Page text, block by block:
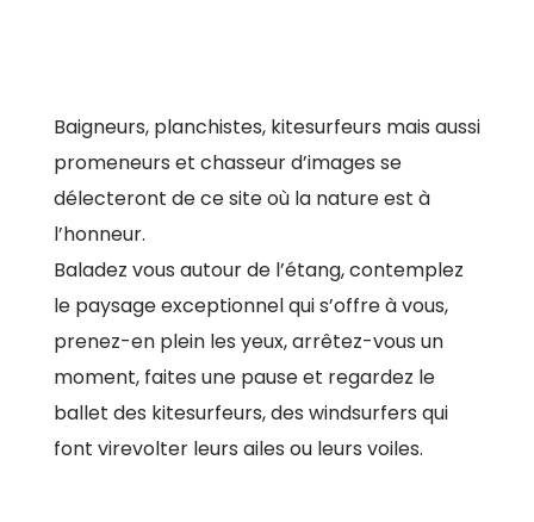
Baigneurs, planchistes, kitesurfeurs mais aussi
promeneurs et chasseur d’images se
délecteront de ce site où la nature est à
l’honneur.
Baladez vous autour de l’étang, contemplez
le paysage exceptionnel qui s’offre à vous,
prenez-en plein les yeux, arrêtez-vous un
moment, faites une pause et regardez le
ballet des kitesurfeurs, des windsurfers qui
font virevolter leurs ailes ou leurs voiles.